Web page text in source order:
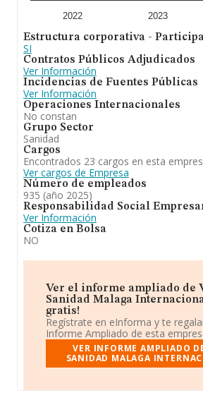
triplicado el promedio. En relación
la provincia de Málaga, en la base de
236 millones de euros. Finalmente,
datos de sector, en 2024, la
constitución es de 19 años. La media
de 42.
En resumen,Vithas Sanidad
S.Lse emplea en servicios sanitarios.
empresa ha experimentado un
respecto al año anterior (2023) y se
abajo en el ranking de provincia frente
2022 2023
Estructura corporativa -
SI
Contratos Públicos Adjudicados
Ver Información
Incidencias de Fuentes Públicas
Ver Información
Operaciones Internacionales
No constan
Grupo Sector
Sanidad
Cargos
Encontrados 23 cargos en esta
Ver cargos de Empresa
Número de empleados
935 (año 2025)
Responsabilidad Social
Ver Información
Cotiza en Bolsa
NO
Ver el informe ampliado de
Sanidad Malaga
gratis!
Regístrate en eInforma y te
Informe Ampliado de esta
VER INFORME AMPLIADO
SANIDAD MALAGA